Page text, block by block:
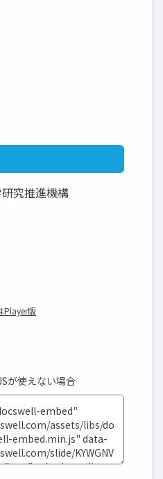
究推進機構
Player版
が使えない場合